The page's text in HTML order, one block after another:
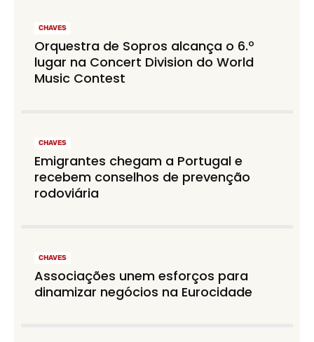
CHAVES
Orquestra de Sopros alcança o 6.º
lugar na Concert Division do World
Music Contest
CHAVES
Emigrantes chegam a Portugal e
recebem conselhos de prevenção
rodoviária
CHAVES
Associações unem esforços para
dinamizar negócios na Eurocidade